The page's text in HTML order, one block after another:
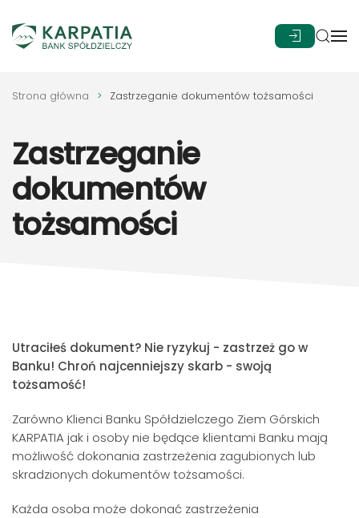
Przejdź do głównej treści
Strona główna Zastrzeganie dokumentów tożsamości
Zastrzeganie
dokumentów
tożsamości
Utraciłeś dokument? Nie ryzykuj - zastrzeż go w
Banku! Chroń najcenniejszy skarb - swoją
tożsamość!
Zarówno Klienci Banku Spółdzielczego Ziem Górskich
KARPATIA jak i osoby nie będące klientami Banku mają
możliwość dokonania zastrzeżenia zagubionych lub
skradzionych dokumentów tożsamości.
Każda osoba może dokonać zastrzeżenia